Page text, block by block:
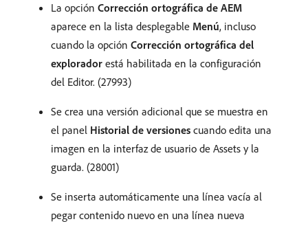
La opción Corrección ortográfica de AEM
aparece en la lista desplegable Menú, incluso
cuando la opción Corrección ortográfica del
explorador está habilitada en la configuración
del Editor. (27993)
Se crea una versión adicional que se muestra en
el panel Historial de versiones cuando edita una
imagen en la interfaz de usuario de Assets y la
guarda. (28001)
Se inserta automáticamente una línea vacía al
pegar contenido nuevo en una línea nueva